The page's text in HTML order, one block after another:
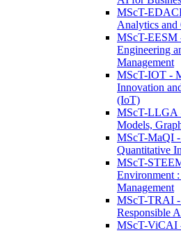
MScT-
Analytics and
MScT-EESM
Engineering
Management
MScT-IOT -
Innovation
(IoT)
MScT-LLGA
Models,
MScT-MaQI
Quantitative
MScT-
Environment
Management
MScT-TRAI -
Responsible
MScT-ViCAI